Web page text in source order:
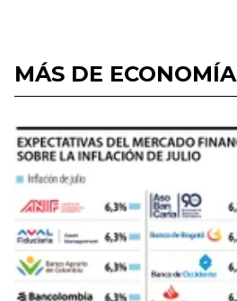
MÁS DE ECONOMÍA